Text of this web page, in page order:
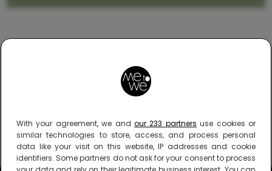
With your agreement, we and our 233 partners use cookies or
similar technologies to store, access, and process personal
data like your visit on this website, IP addresses and cookie
identifiers. Some partners do not ask for your consent to process